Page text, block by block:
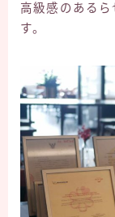
高級感のある
す。